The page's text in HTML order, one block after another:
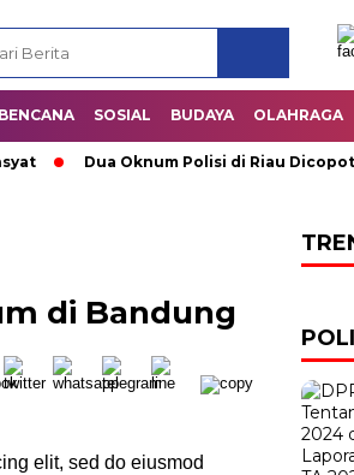
BENCANA SOSIAL BUDAYA OLAHRAGA
Dua Oknum Polisi di Riau Dicopot
di Bandung
elit, sed do eiusmod